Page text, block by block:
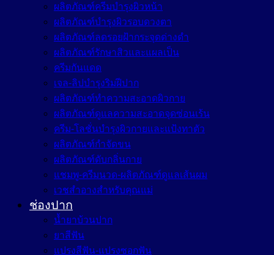
ผลิตภัณฑ์ครีมบำรุงผิวหน้า
ผลิตภัณฑ์บำรุงผิวรอบดวงตา
ผลิตภัณฑ์ลดรอยฝ้ากระจุดด่างดำ
ผลิตภัณฑ์รักษาสิวและแผลเป็น
ครีมกันแดด
เจล-ลิปบำรุงริมฝีปาก
ผลิตภัณฑ์ทำความสะอาดผิวกาย
ผลิตภัณฑ์ดูแลความสะอาดจุดซ่อนเร้น
ครีม-โลชั่นบำรุงผิวกายและแป้งทาตัว
ผลิตภัณฑ์กำจัดขน
ผลิตภัณฑ์ดับกลิ่นกาย
แชมพู-ครีมนวด-ผลิตภัณฑ์ดูแลเส้นผม
เวชสำอางสำหรับคุณแม่
ช่องปาก
น้ำยาบ้วนปาก
ยาสีฟัน
แปรงสีฟัน-แปรงซอกฟัน